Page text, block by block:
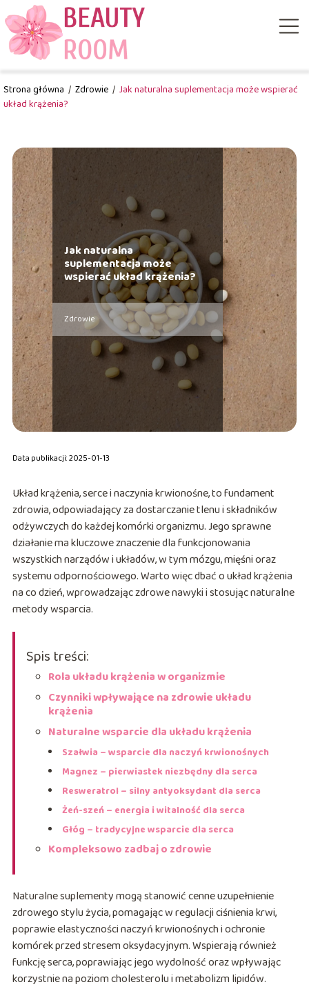
Strona główna / Zdrowie / Jak naturalna suplementacja może wspierać
układ krążenia?
Jak naturalna
suplementacja może
wspierać układ krążenia?
Zdrowie
Data publikacji: 2025-01-13
Układ krążenia, serce i naczynia krwionośne, to fundament
zdrowia, odpowiadający za dostarczanie tlenu i składników
odżywczych do każdej komórki organizmu. Jego sprawne
działanie ma kluczowe znaczenie dla funkcjonowania
wszystkich narządów i układów, w tym mózgu, mięśni oraz
systemu odpornościowego. Warto więc dbać o układ krążenia
na co dzień, wprowadzając zdrowe nawyki i stosując naturalne
metody wsparcia.
Spis treści:
Rola układu krążenia w organizmie
Czynniki wpływające na zdrowie układu
krążenia
Naturalne wsparcie dla układu krążenia
Szałwia – wsparcie dla naczyń krwionośnych
Magnez – pierwiastek niezbędny dla serca
Resweratrol – silny antyoksydant dla serca
Żeń-szeń – energia i witalność dla serca
Głóg – tradycyjne wsparcie dla serca
Kompleksowo zadbaj o zdrowie
Naturalne suplementy mogą stanowić cenne uzupełnienie
zdrowego stylu życia, pomagając w regulacji ciśnienia krwi,
poprawie elastyczności naczyń krwionośnych i ochronie
komórek przed stresem oksydacyjnym. Wspierają również
funkcję serca, poprawiając jego wydolność oraz wpływając
korzystnie na poziom cholesterolu i metabolizm lipidów.